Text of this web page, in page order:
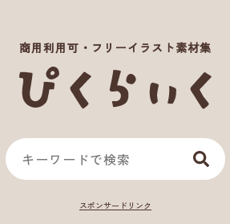
商用利用可・フリーイラスト素材集